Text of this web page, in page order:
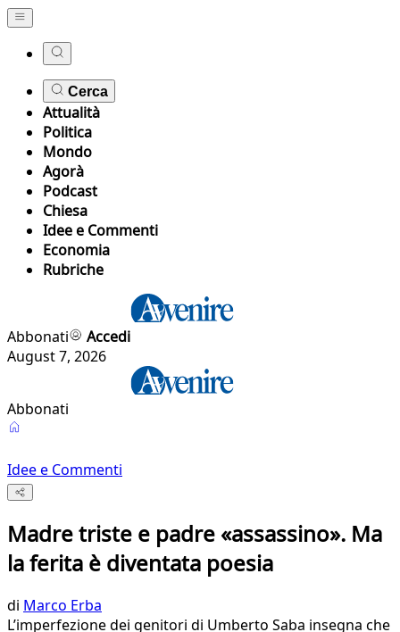
Cerca
Attualità
Politica
Mondo
Agorà
Podcast
Chiesa
Idee e Commenti
Economia
Rubriche
Abbonati
Accedi
August 7, 2026
Abbonati
Idee e Commenti
Madre triste e padre «assassino». Ma
la ferita è diventata poesia
di Marco Erba
L’imperfezione dei genitori di Umberto Saba insegna che